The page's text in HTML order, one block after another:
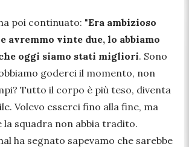
poi continuato: "Era ambizioso
avremmo vinte due, lo abbiamo
oggi siamo stati migliori. Sono
goderci il momento, non
Tutto il corpo è più teso, diventa
Volevo esserci fino alla fine, ma
la squadra non abbia tradito.
ha segnato sapevamo che sarebbe